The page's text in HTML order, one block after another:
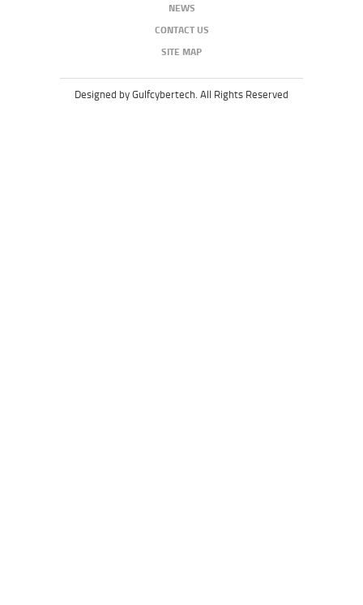
NEWS
CONTACT US
SITE MAP
Designed by Gulfcybertech. All Rights Reserved